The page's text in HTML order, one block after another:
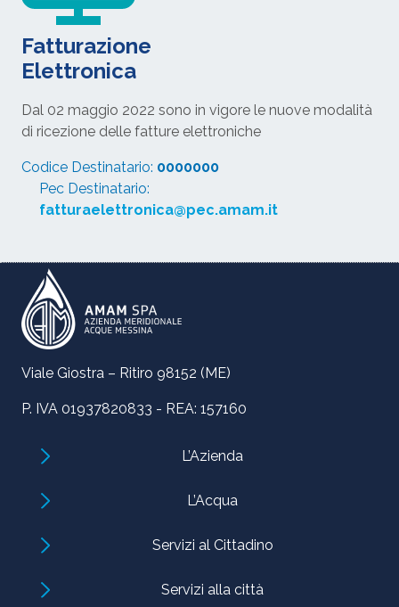
Fatturazione
Elettronica
Dal 02 maggio 2022 sono in vigore le nuove modalità
di ricezione delle fatture elettroniche
Codice Destinatario: 0000000
Pec Destinatario:
fatturaelettronica@pec.amam.it
Viale Giostra – Ritiro 98152 (ME)
P. IVA 01937820833 - REA: 157160
L’Azienda
L’Acqua
Servizi al Cittadino
Servizi alla città